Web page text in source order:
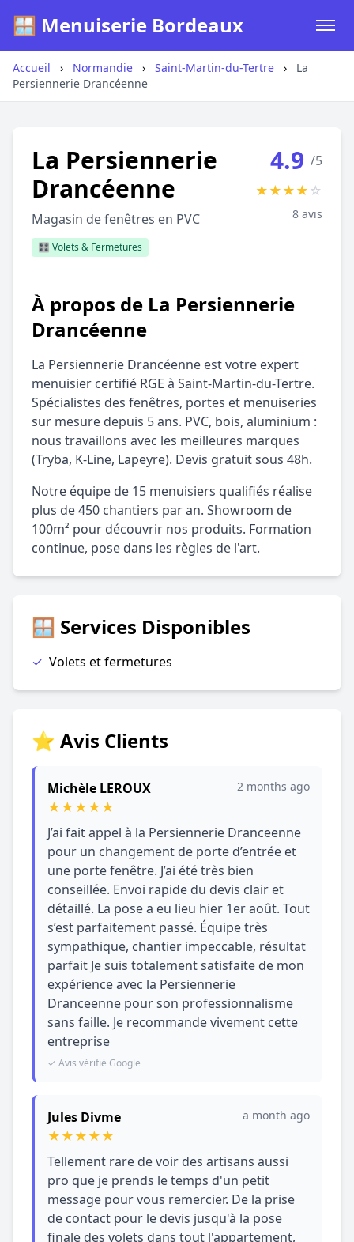
🪟 Menuiserie Bordeaux
Accueil › Normandie › Saint-Martin-du-Tertre ›
La
Persiennerie Drancéenne
La Persiennerie
Drancéenne
Magasin de fenêtres en PVC
🎛️ Volets & Fermetures
4.9 /5
★★★★☆
8 avis
À propos de La Persiennerie
Drancéenne
La Persiennerie Drancéenne est votre expert
menuisier certifié RGE à Saint-Martin-du-Tertre.
Spécialistes des fenêtres, portes et menuiseries
sur mesure depuis 5 ans. PVC, bois, aluminium :
nous travaillons avec les meilleures marques
(Tryba, K-Line, Lapeyre). Devis gratuit sous 48h.
Notre équipe de 15 menuisiers qualifiés réalise
plus de 450 chantiers par an. Showroom de
100m² pour découvrir nos produits. Formation
continue, pose dans les règles de l'art.
🪟 Services Disponibles
✓ Volets et fermetures
⭐ Avis Clients
Michèle LEROUX
★★★★★
2 months ago
J’ai fait appel à la Persiennerie Dranceenne
pour un changement de porte d’entrée et
une porte fenêtre. J’ai été très bien
conseillée. Envoi rapide du devis clair et
détaillé. La pose a eu lieu hier 1er août. Tout
s’est parfaitement passé. Équipe très
sympathique, chantier impeccable, résultat
parfait Je suis totalement satisfaite de mon
expérience avec la Persiennerie
Dranceenne pour son professionnalisme
sans faille. Je recommande vivement cette
entreprise
✓ Avis vérifié Google
Jules Divme
★★★★★
a month ago
Tellement rare de voir des artisans aussi
pro que je prends le temps d'un petit
message pour vous remercier. De la prise
de contact pour le devis jusqu'à la pose
finale des volets dans tout l'appartement,